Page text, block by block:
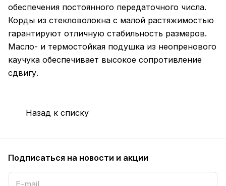
обеспечения постоянного передаточного числа.
Корды из стекловолокна с малой растяжимостью
гарантируют отличную стабильность размеров.
Масло- и термостойкая подушка из неопренового
каучука обеспечивает высокое сопротивление
сдвигу.
Назад к списку
Подписаться на новости и акции